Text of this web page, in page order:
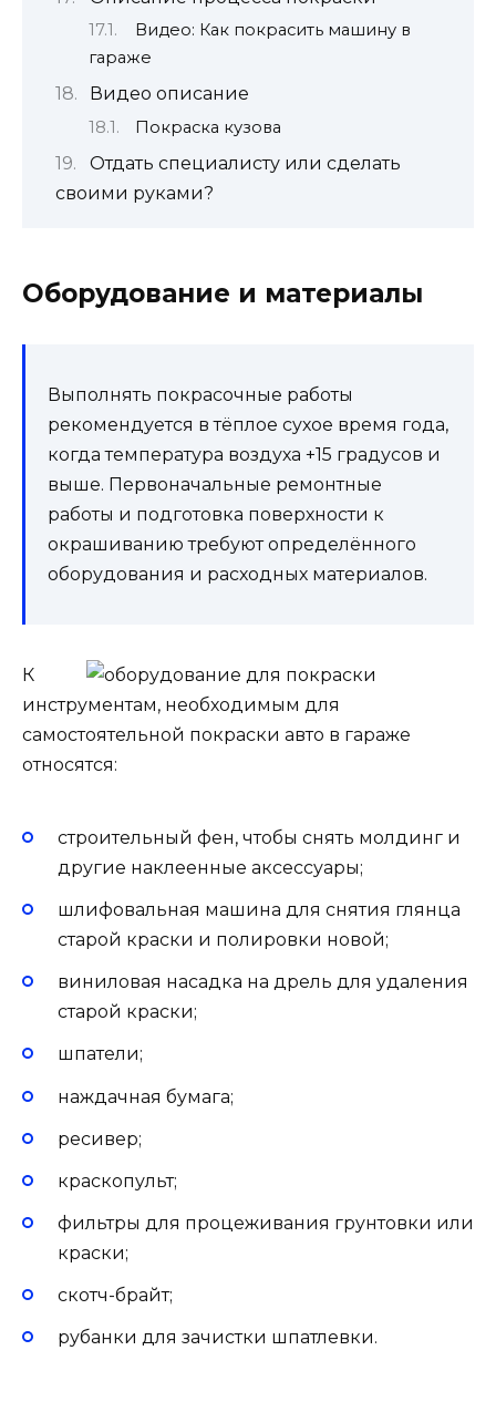
Видео: Как покрасить машину в
гараже
Видео описание
Покраска кузова
Отдать специалисту или сделать
своими руками?
Оборудование и материалы
Выполнять покрасочные работы
рекомендуется в тёплое сухое время года,
когда температура воздуха +15 градусов и
выше. Первоначальные ремонтные
работы и подготовка поверхности к
окрашиванию требуют определённого
оборудования и расходных материалов.
К
инструментам, необходимым для
самостоятельной покраски авто в гараже
относятся:
строительный фен, чтобы снять молдинг и
другие наклеенные аксессуары;
шлифовальная машина для снятия глянца
старой краски и полировки новой;
виниловая насадка на дрель для удаления
старой краски;
шпатели;
наждачная бумага;
ресивер;
краскопульт;
фильтры для процеживания грунтовки или
краски;
скотч-брайт;
рубанки для зачистки шпатлевки.